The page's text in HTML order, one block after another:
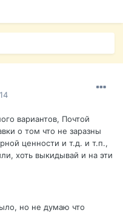
вариантов, Почтой
о том что не заразны
ценности и т.д. и т.п.,
хоть выкидывай и на эти
но не думаю что